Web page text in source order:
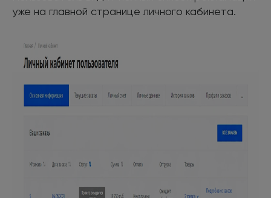
уже на главной странице личного кабинета.